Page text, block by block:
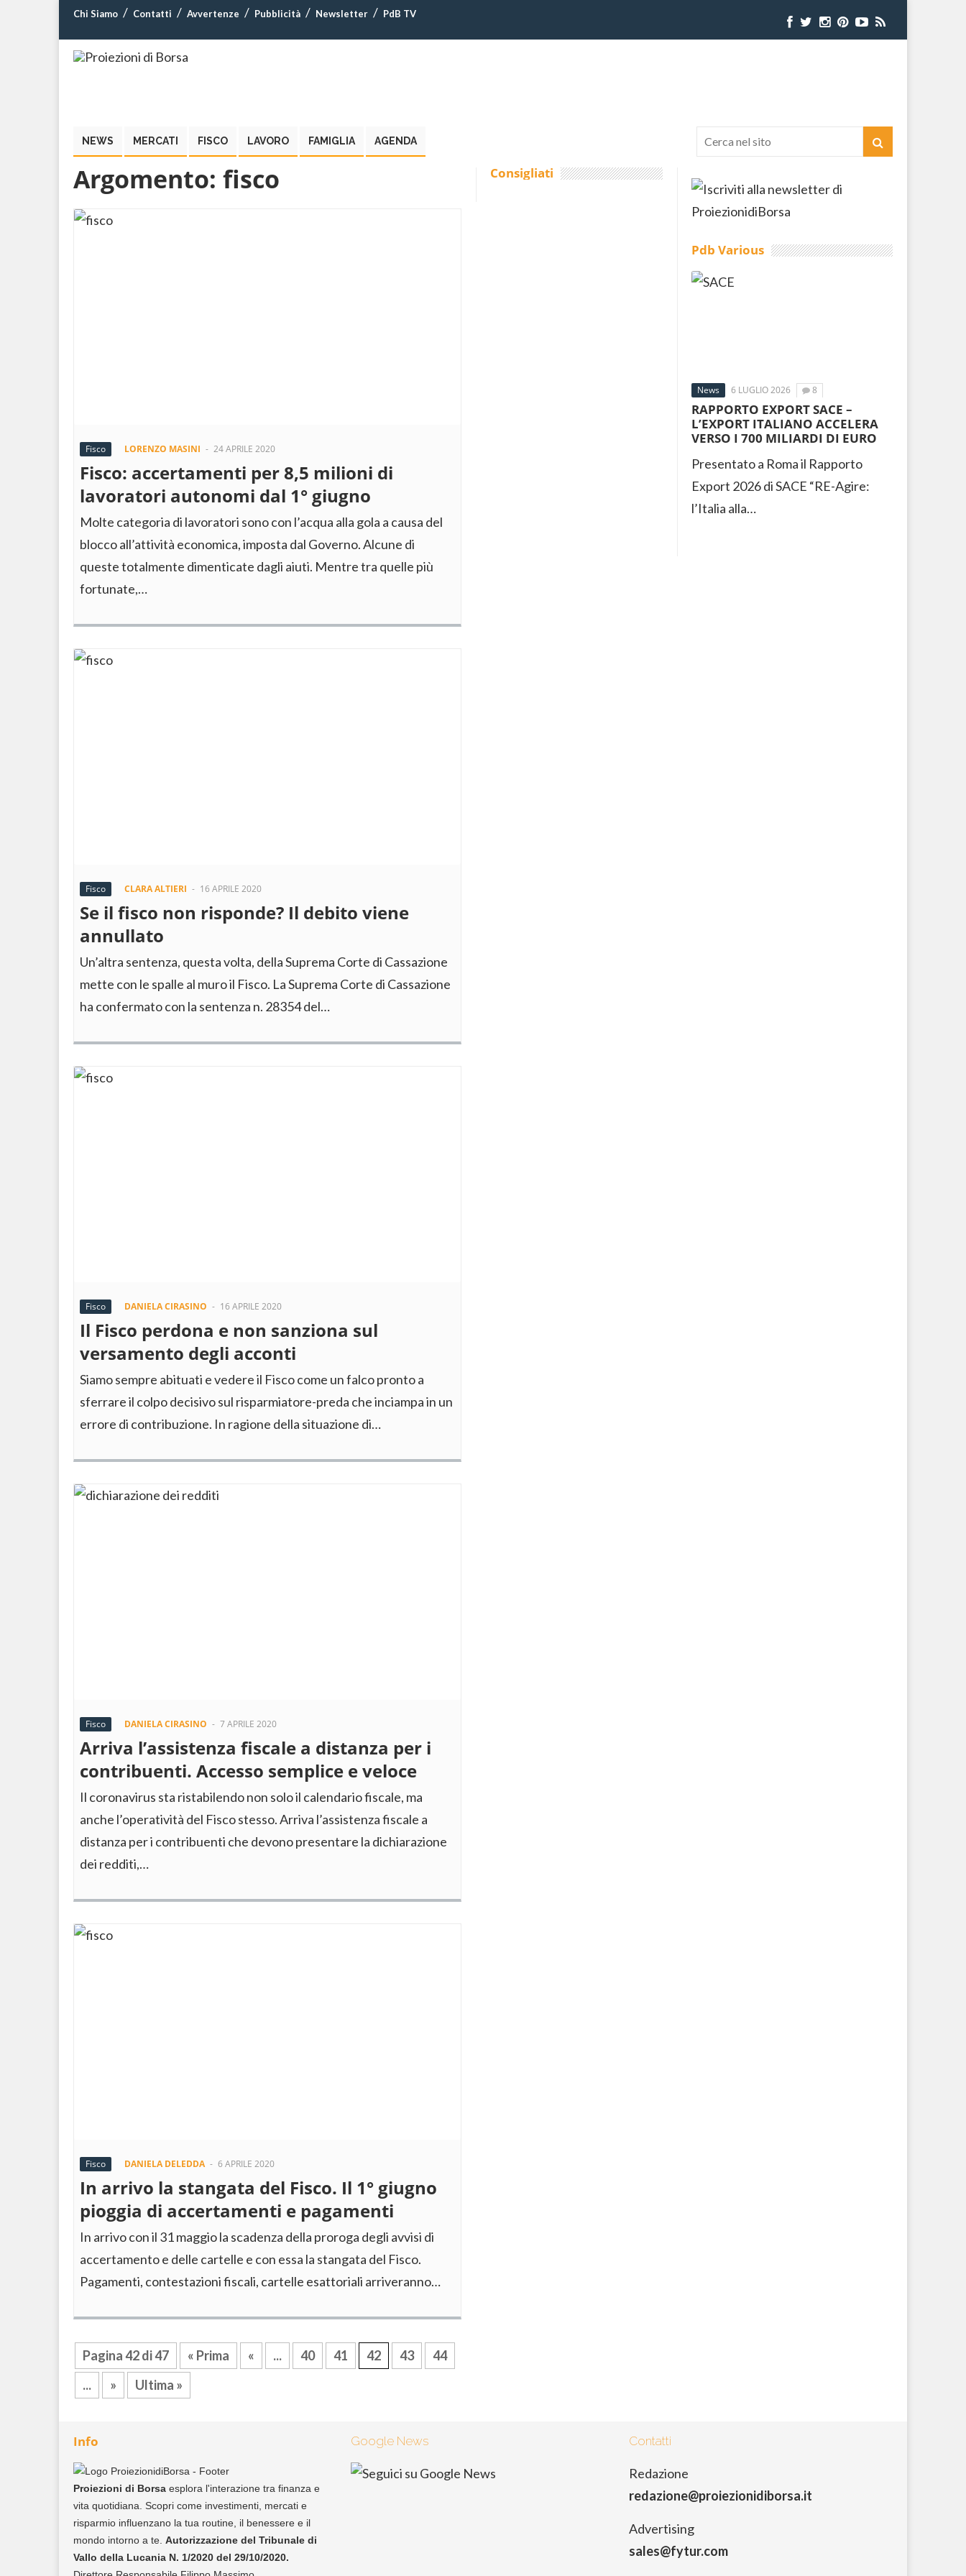
Chi Siamo Contatti Avvertenze Pubblicità Newsletter PdB TV
NEWS MERCATI FISCO LAVORO FAMIGLIA AGENDA
Argomento: fisco
Fisco LORENZO MASINI - 24 APRILE 2020
Fisco: accertamenti per 8,5 milioni di
lavoratori autonomi dal 1° giugno
Molte categoria di lavoratori sono con l’acqua alla gola a causa del
blocco all’attività economica, imposta dal Governo. Alcune di
queste totalmente dimenticate dagli aiuti. Mentre tra quelle più
fortunate,…
Fisco CLARA ALTIERI - 16 APRILE 2020
Se il fisco non risponde? Il debito viene
annullato
Un’altra sentenza, questa volta, della Suprema Corte di Cassazione
mette con le spalle al muro il Fisco. La Suprema Corte di Cassazione
ha confermato con la sentenza n. 28354 del…
Fisco DANIELA CIRASINO - 16 APRILE 2020
Il Fisco perdona e non sanziona sul
versamento degli acconti
Siamo sempre abituati e vedere il Fisco come un falco pronto a
sferrare il colpo decisivo sul risparmiatore-preda che inciampa in un
errore di contribuzione. In ragione della situazione di…
Fisco DANIELA CIRASINO - 7 APRILE 2020
Arriva l’assistenza fiscale a distanza per i
contribuenti. Accesso semplice e veloce
Il coronavirus sta ristabilendo non solo il calendario fiscale, ma
anche l’operatività del Fisco stesso. Arriva l’assistenza fiscale a
distanza per i contribuenti che devono presentare la dichiarazione
dei redditi,…
Fisco DANIELA DELEDDA - 6 APRILE 2020
In arrivo la stangata del Fisco. Il 1° giugno
pioggia di accertamenti e pagamenti
In arrivo con il 31 maggio la scadenza della proroga degli avvisi di
accertamento e delle cartelle e con essa la stangata del Fisco.
Pagamenti, contestazioni fiscali, cartelle esattoriali arriveranno…
Pagina 42 di 47 « Prima « ... 40 41 42 43
44
...
» Ultima »
Consigliati
Pdb Various
News 6 LUGLIO 2026 8
RAPPORTO EXPORT SACE –
L’EXPORT ITALIANO ACCELERA
VERSO I 700 MILIARDI DI EURO
Presentato a Roma il Rapporto
Export 2026 di SACE “RE-Agire:
l’Italia alla…
Info
Proiezioni di Borsa esplora l'interazione tra finanza e
vita quotidiana. Scopri come investimenti, mercati e
risparmio influenzano la tua routine, il benessere e il
mondo intorno a te. Autorizzazione del Tribunale di
Vallo della Lucania N. 1/2020 del 29/10/2020.
Google News Contatti
Redazione
redazione@proiezionidiborsa.it
Advertising
sales@fytur.com